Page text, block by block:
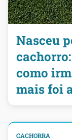
Nasceu
como
mais foi
CACHORRA